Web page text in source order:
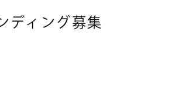
ディング募集